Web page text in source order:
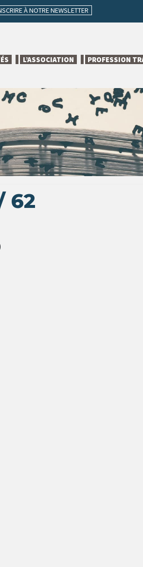
À NOTRE NEWSLETTER
L’ASSOCIATION PROFESSION
62